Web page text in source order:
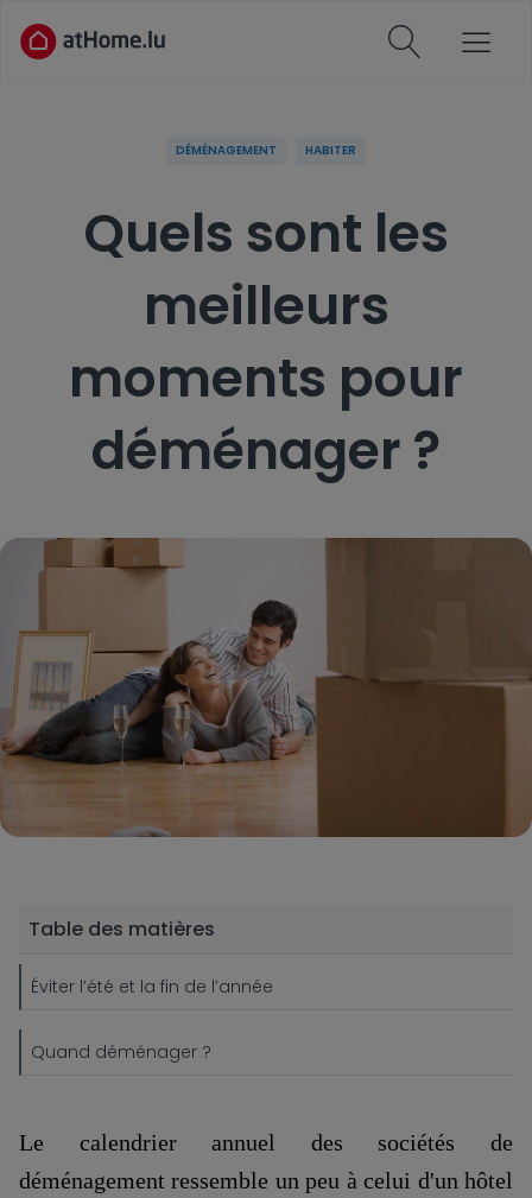
DÉMÉNAGEMENT HABITER
Quels sont les
meilleurs
moments pour
déménager ?
Table des matières
Éviter l’été et la fin de l’année
Quand déménager ?
Le calendrier annuel des sociétés de
déménagement ressemble un peu à celui d'un hôtel